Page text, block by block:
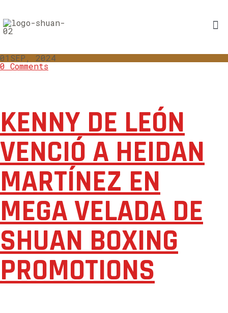
01 SEP, 2024
0 Comments
KENNY DE LEÓN
VENCIÓ A HEIDAN
MARTÍNEZ EN
MEGA VELADA DE
SHUAN BOXING
PROMOTIONS